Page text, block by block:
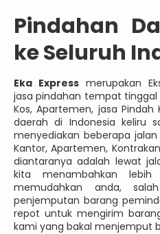
Pindahan
ke Seluruh
Eka Express merupakan
jasa pindahan tempat tinggal
Kos, Apartemen, jasa
daerah di Indonesia keliru
menyediakan beberapa
Kantor, Apartemen,
diantaranya adalah lewat
kita menambahkan
memudahkan anda,
penjemputan barang
repot untuk mengirim
kami yang bakal menjemput